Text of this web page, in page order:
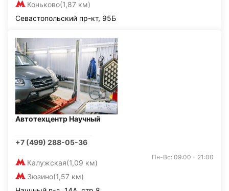
Коньково(1,87 км)
Севастопольский пр-кт, 95Б
Автотехцентр Научный
+7 (499) 288-05-36
Калужская(1,09 км)
Зюзино(1,57 км)
Пн-Вс: 09:00 - 21:00